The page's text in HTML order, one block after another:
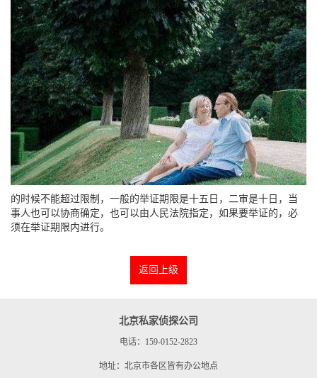
的时候不能超过限制，一般的举证期限是十五日，二审是十日，当
事人也可以协商确定，也可以由人民法院指定，如果要举证的，必
须在举证期限内进行。
返回上级
北京私家侦探公司
电话：159-0152-2823
地址：北京市各区皆有办公地点